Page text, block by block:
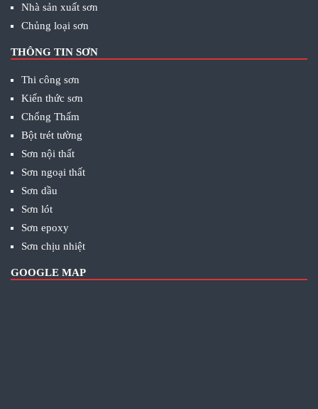
Nhà sản xuất sơn
Chủng loại sơn
THÔNG TIN SƠN
Thi công sơn
Kiến thức sơn
Chống Thấm
Bột trét tường
Sơn nội thất
Sơn ngoại thất
Sơn dầu
Sơn lót
Sơn epoxy
Sơn chịu nhiệt
GOOGLE MAP